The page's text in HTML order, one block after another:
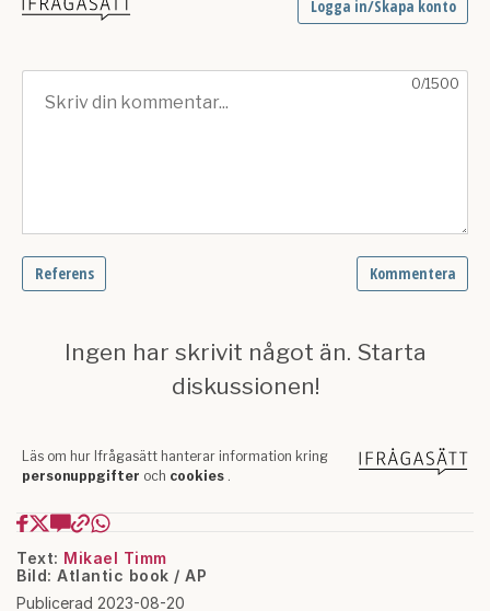
Text: Mikael Timm
Bild: Atlantic book / AP
Publicerad 2023-08-20